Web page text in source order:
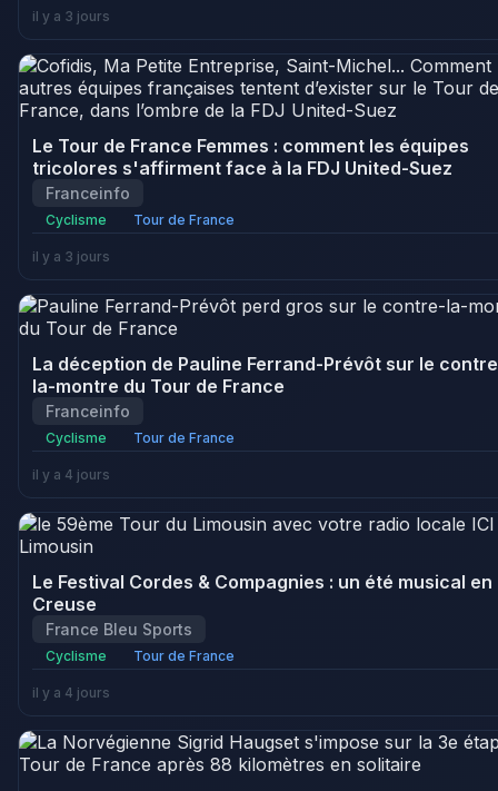
il y a 3 jours
Le Tour de France Femmes : comment les équipes
tricolores s'affirment face à la FDJ United-Suez
Franceinfo
Cyclisme Tour de France
il y a 3 jours
La déception de Pauline Ferrand-Prévôt sur le
la-montre du Tour de France
Franceinfo
Cyclisme Tour de France
il y a 4 jours
Le Festival Cordes & Compagnies : un été musical en
Creuse
France Bleu Sports
Cyclisme Tour de France
il y a 4 jours